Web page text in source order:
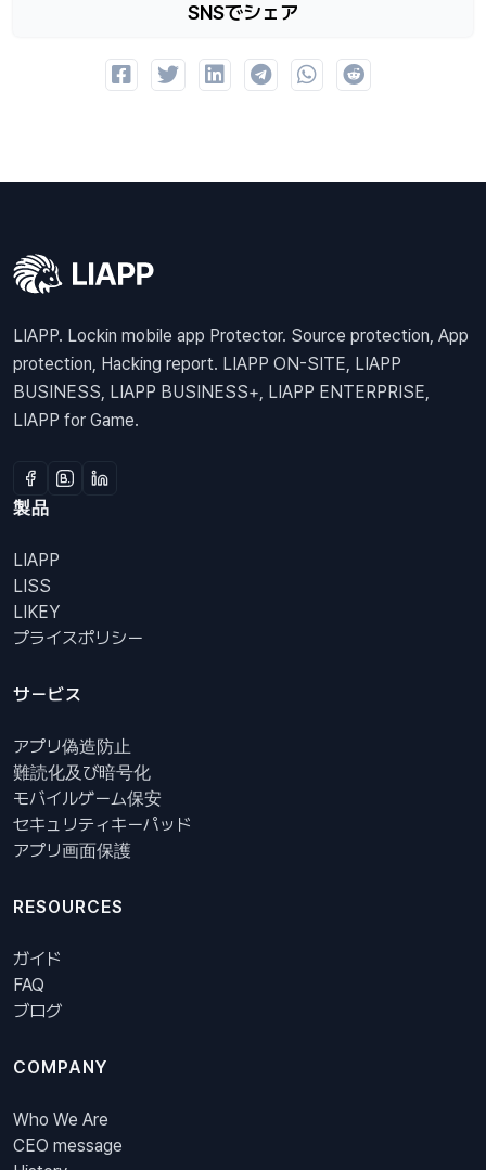
SNSでシェア
LIAPP. Lockin mobile app Protector. Source protection, App
protection, Hacking report. LIAPP ON-SITE, LIAPP
BUSINESS, LIAPP BUSINESS+, LIAPP ENTERPRISE,
LIAPP for Game.
製品
LIAPP
LISS
LIKEY
プライスポリシー
サービス
アプリ偽造防止
難読化及び暗号化
モバイルゲーム保安
セキュリティキーパッド
アプリ画面保護
RESOURCES
ガイド
FAQ
ブログ
COMPANY
Who We Are
CEO message